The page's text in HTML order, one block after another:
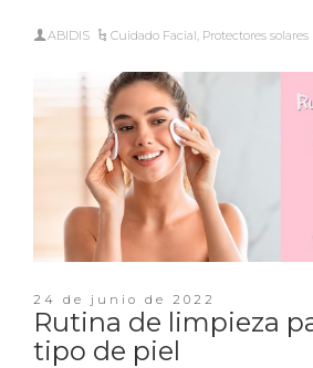
ABIDIS Cuidado Facial, Protectores solares
24 de junio de 2022
Rutina de limpieza
tipo de piel